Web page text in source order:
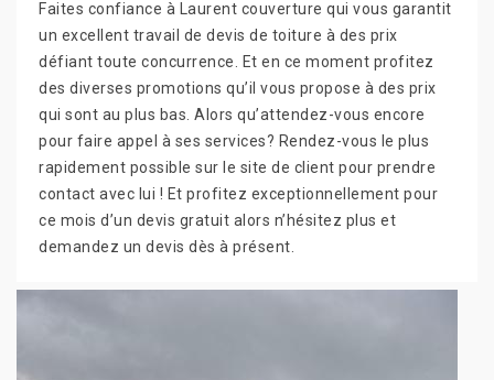
Faites confiance à Laurent couverture qui vous garantit
un excellent travail de devis de toiture à des prix
défiant toute concurrence. Et en ce moment profitez
des diverses promotions qu’il vous propose à des prix
qui sont au plus bas. Alors qu’attendez-vous encore
pour faire appel à ses services? Rendez-vous le plus
rapidement possible sur le site de client pour prendre
contact avec lui ! Et profitez exceptionnellement pour
ce mois d’un devis gratuit alors n’hésitez plus et
demandez un devis dès à présent.